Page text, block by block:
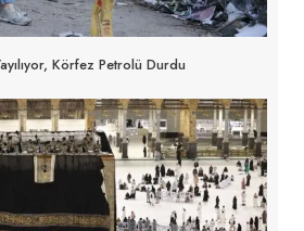
Körfez Petrolü Durdu